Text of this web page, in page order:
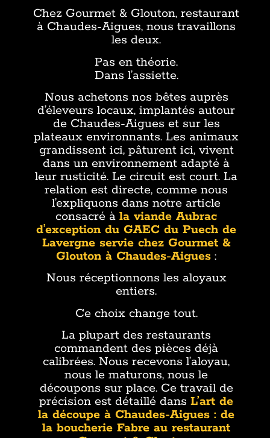
Chez Gourmet & Glouton, restaurant
à Chaudes-Aigues, nous travaillons
les deux.
Pas en théorie.
Dans l’assiette.
Nous achetons nos bêtes auprès
d’éleveurs locaux, implantés autour
de Chaudes-Aigues et sur les
plateaux environnants. Les animaux
grandissent ici, pâturent ici, vivent
dans un environnement adapté à
leur rusticité. Le circuit est court. La
relation est directe, comme nous
l’expliquons dans notre article
consacré àla viande Aubrac
d’exception du GAEC du Puech de
Lavergne servie chez Gourmet &
Glouton à Chaudes-Aigues :
Nous réceptionnons les aloyaux
entiers.
Ce choix change tout.
La plupart des restaurants
commandent des pièces déjà
calibrées. Nous recevons l’aloyau,
nous le maturons, nous le
découpons sur place. Ce travail de
précision est détaillé dans L’art de
la découpe à Chaudes-Aigues : de
la boucherie Fabre au restaurant